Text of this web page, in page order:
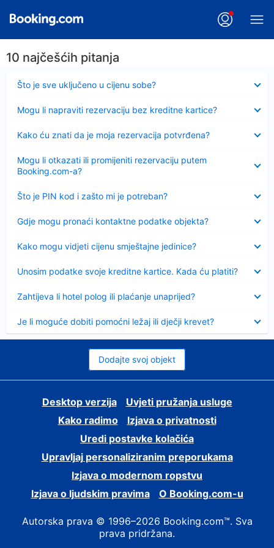
10 najčešćih pitanja
Što je sve uključeno u cijenu sobe?
Sažeto
Mogu li napraviti rezervaciju bez kreditne kartice?
Kako ću znati da je moja rezervacija potvrđena?
Mogu li otkazati ili promijeniti rezervaciju putem
Booking.com-a?
Što je PIN kod i zašto mi je potreban?
Sažeto
Gdje mogu pronaći kontaktne podatke objekta?
Kako mogu vidjeti cijenu smještajne jedinice?
Unosim podatke svoje kreditne kartice. Kada ću platiti?
Zahtijeva li hotel polog ili plaćanje unaprijed?
Je li moguće dobiti pomoćni ležaj ili dječji krevet?
Dodajte svoj objekt
Desktop verzija
Uvjeti pružanja usluge
Kako radimo
Izjava o privatnosti
Uredi postavke kolačića
Upravljaj personaliziranim preporukama
Izjava o modernom ropstvu
Izjava o ljudskim pravima
O Booking.com-u
Autorska prava © 1996–2026 Booking.com™. Sva
prava pridržana.